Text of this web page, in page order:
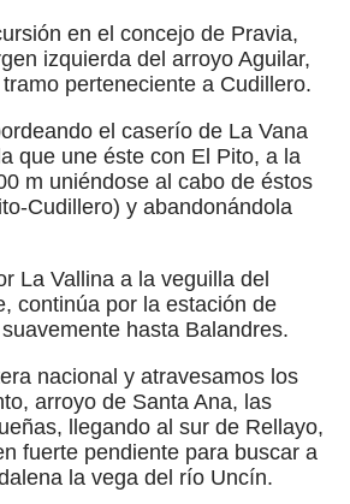
en el concejo de Pravia,
izquierda del arroyo Aguilar,
perteneciente a Cudillero.
el caserío de La Vana
que une éste con El Pito, a la
m uniéndose al cabo de éstos
Cudillero) y abandonándola
La Vallina a la veguilla del
continúa por la estación de
hasta Balandres.
nacional y atravesamos los
arroyo de Santa Ana, las
llegando al sur de Rellayo,
fuerte pendiente para buscar a
la vega del río Uncín.